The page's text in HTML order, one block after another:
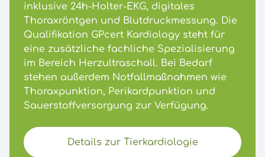
inklusive 24h-Holter-EKG, digitales
Thoraxröntgen und Blutdruckmessung. Die
Qualifikation GPcert Kardiology steht für
eine zusätzliche fachliche Spezialisierung
im Bereich Herzultraschall. Bei Bedarf
stehen außerdem Notfallmaßnahmen wie
Thoraxpunktion, Perikardpunktion und
Sauerstoffversorgung zur Verfügung.
Details zur Tierkardiologie